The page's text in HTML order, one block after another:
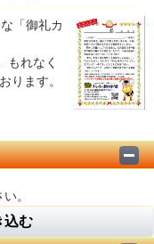
「御礼カ
もれなく
ります。
。
込む